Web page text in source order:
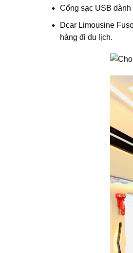
Cổng sạc USB
Dcar Limousine
hàng đi du lịch.